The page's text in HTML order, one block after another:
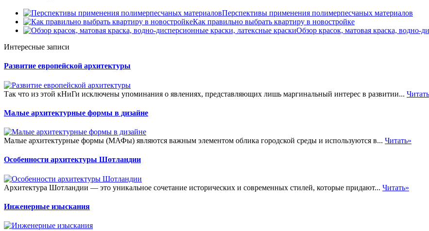
Перспективы применения полимерпесчаных материалов
Как правильно выбрать квартиру в новостройке
Обзор красок, матовая краска, водно-
Интересные записи
Развитие европейской архитектуры
Так что из этой кНиГи исключены упоминания о явлениях, представляющих лишь маргинальный интерес в развитии...
Малые архитектурные формы в дизайне
Малые архитектурные формы (МАФы) являются важным элементом облика городской среды и используются в... Читать»
Особенности архитектуры Шотландии
Архитектура Шотландии — это уникальное сочетание исторических и современных стилей, которые придают... Читать»
Инженерные изыскания